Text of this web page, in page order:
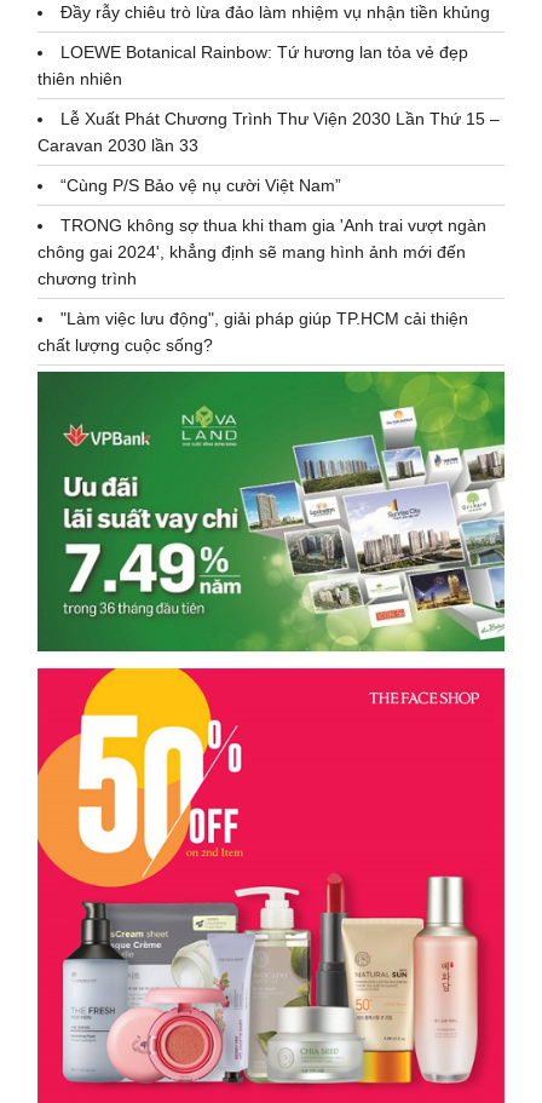
Đầy rẫy chiêu trò lừa đảo làm nhiệm vụ nhận tiền khủng
LOEWE Botanical Rainbow: Tứ hương lan tỏa vẻ đẹp
thiên nhiên
Lễ Xuất Phát Chương Trình Thư Viện 2030 Lần Thứ 15 –
Caravan 2030 lần 33
“Cùng P/S Bảo vệ nụ cười Việt Nam”
TRONG không sợ thua khi tham gia 'Anh trai vượt ngàn
chông gai 2024', khẳng định sẽ mang hình ảnh mới đến
chương trình
"Làm việc lưu động", giải pháp giúp TP.HCM cải thiện
chất lượng cuộc sống?